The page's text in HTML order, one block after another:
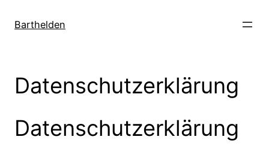
InhaltBarthelden
Datenschutzerklärung
Datenschutzerklärung